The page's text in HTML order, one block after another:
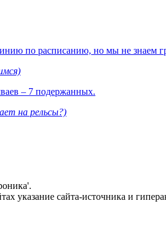
по расписанию, но мы не знаем
– 7 подержанных.
на рельсы?)
указание сайта-источника и